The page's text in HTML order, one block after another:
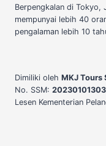
Berpengkalan di Tokyo,
mempunyai lebih 40
pengalaman lebih 10
Dimiliki oleh MKJ Tours
No. SSM:
Lesen Kementerian